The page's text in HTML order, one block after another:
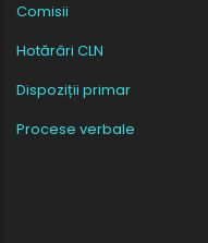
Comisii
Hotărâri CLN
Dispoziții primar
Procese verbale